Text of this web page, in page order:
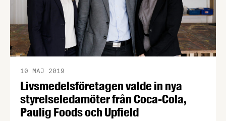
Livsmedelsföretagen valde in nya
styrelseledamöter från Coca-Cola,
Paulig Foods och Upfield
10 MAJ 2019